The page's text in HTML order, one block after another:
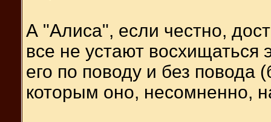
А "Алиса", если честно,
все не устают
его по поводу и без повода
которым оно, несомненно,